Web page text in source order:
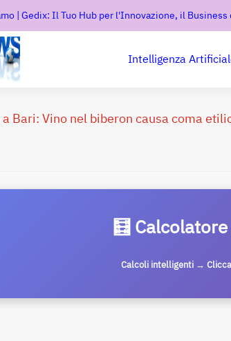
| Gedix: Il Tuo Hub per l'Innovazione, il Business
Intelligenza
Bari: Vino nel biberon causa coma
🧮
Calcoli intelligenti →